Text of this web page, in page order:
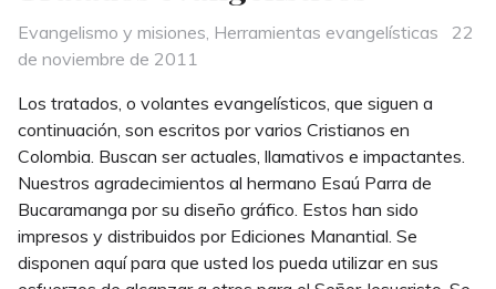
Categories
Evangelismo y misiones, Herramientas evangelísticas
22
de noviembre de 2011
Los tratados, o volantes evangelísticos, que siguen a
continuación, son escritos por varios Cristianos en
Colombia. Buscan ser actuales, llamativos e impactantes.
Nuestros agradecimientos al hermano Esaú Parra de
Bucaramanga por su diseño gráfico. Estos han sido
impresos y distribuidos por Ediciones Manantial. Se
disponen aquí para que usted los pueda utilizar en sus